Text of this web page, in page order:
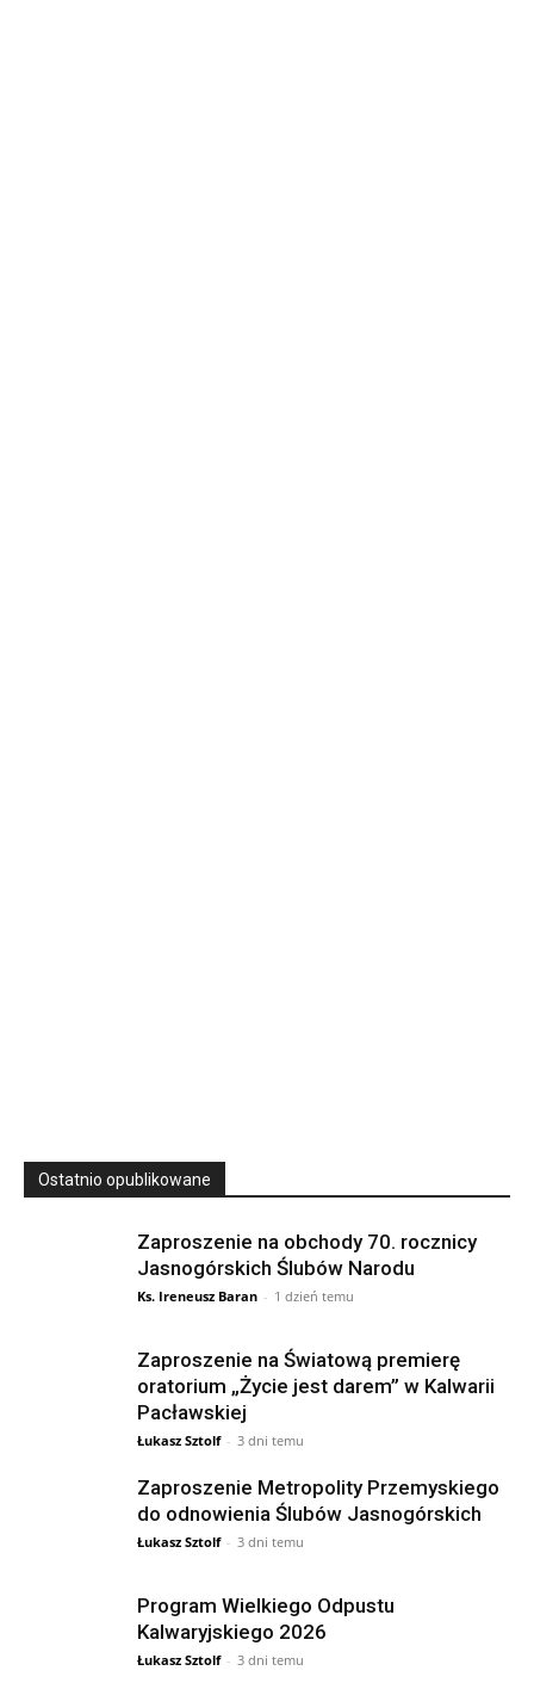
Ostatnio opublikowane
Zaproszenie na obchody 70. rocznicy
Jasnogórskich Ślubów Narodu
Ks. Ireneusz Baran - 1 dzień temu
Zaproszenie na Światową premierę
oratorium „Życie jest darem” w Kalwarii
Pacławskiej
Łukasz Sztolf - 3 dni temu
Zaproszenie Metropolity Przemyskiego
do odnowienia Ślubów Jasnogórskich
Łukasz Sztolf - 3 dni temu
Program Wielkiego Odpustu
Kalwaryjskiego 2026
Łukasz Sztolf - 3 dni temu